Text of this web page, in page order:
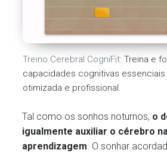
Treino Cerebral CogniFit: Treina e
capacidades cognitivas
otimizada e profissional.
Tal como os sonhos noturnos, o
igualmente auxiliar o cérebro
aprendizagem. O sonhar